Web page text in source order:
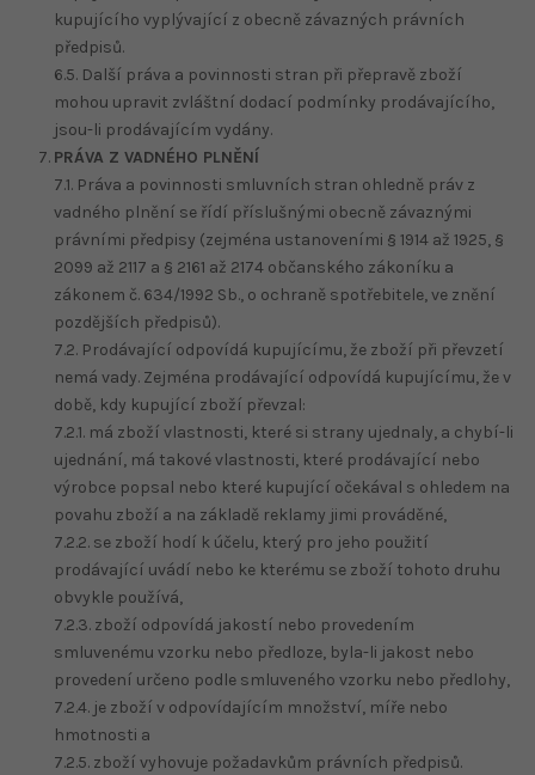
kupujícího vyplývající z obecně závazných právních
předpisů.
6.5. Další práva a povinnosti stran při přepravě zboží
mohou upravit zvláštní dodací podmínky prodávajícího,
jsou-li prodávajícím vydány.
PRÁVA Z VADNÉHO PLNĚNÍ
7.1. Práva a povinnosti smluvních stran ohledně práv z
vadného plnění se řídí příslušnými obecně závaznými
právními předpisy (zejména ustanoveními § 1914 až 1925, §
2099 až 2117 a § 2161 až 2174 občanského zákoníku a
zákonem č. 634/1992 Sb., o ochraně spotřebitele, ve znění
pozdějších předpisů).
7.2. Prodávající odpovídá kupujícímu, že zboží při převzetí
nemá vady. Zejména prodávající odpovídá kupujícímu, že v
době, kdy kupující zboží převzal:
7.2.1. má zboží vlastnosti, které si strany ujednaly, a chybí-li
ujednání, má takové vlastnosti, které prodávající nebo
výrobce popsal nebo které kupující očekával s ohledem na
povahu zboží a na základě reklamy jimi prováděné,
7.2.2. se zboží hodí k účelu, který pro jeho použití
prodávající uvádí nebo ke kterému se zboží tohoto druhu
obvykle používá,
7.2.3. zboží odpovídá jakostí nebo provedením
smluvenému vzorku nebo předloze, byla-li jakost nebo
provedení určeno podle smluveného vzorku nebo předlohy,
7.2.4. je zboží v odpovídajícím množství, míře nebo
hmotnosti a
7.2.5. zboží vyhovuje požadavkům právních předpisů.